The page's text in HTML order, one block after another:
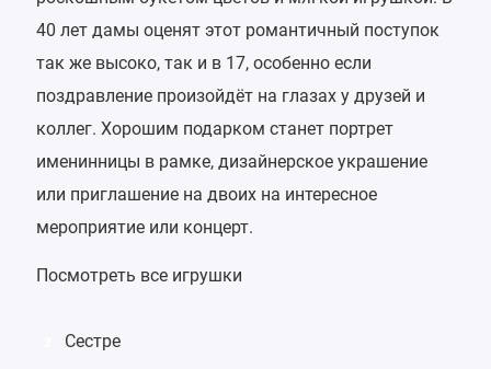
40 лет дамы оценят этот романтичный поступок
так же высоко, так и в 17, особенно если
поздравление произойдёт на глазах у друзей и
коллег. Хорошим подарком станет портрет
именинницы в рамке, дизайнерское украшение
или приглашение на двоих на интересное
мероприятие или концерт.
Посмотреть все игрушки
Сестре